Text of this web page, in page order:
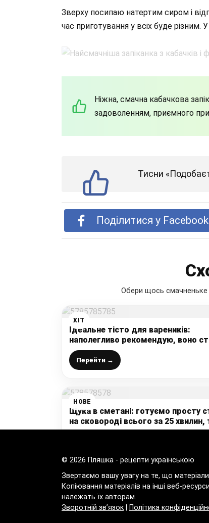
Зверху посипаю натертим сиром і
час приготування у всіх буде
Ніжна, смачна кабачкова
задоволенням, приємного
Тисни
Поділитися у Facebook
Обери щось смачненьке
ХІТ
Ідеальне тісто для вареників:
наполегливо рекомендую, воно
вашим улюбленим назавжди
Перейти →
НОВЕ
Щука в сметані: готуємо просту
на сковороді всього за 25 хвилин,
цю рибку мало хто готує, а
© 2026 Пляшка - рецепти українською
Звертаємо вашу увагу на те, що
Копіювання матеріалів на інші веб-
належать їх авторам.
Зворотній зв’язок
Політика